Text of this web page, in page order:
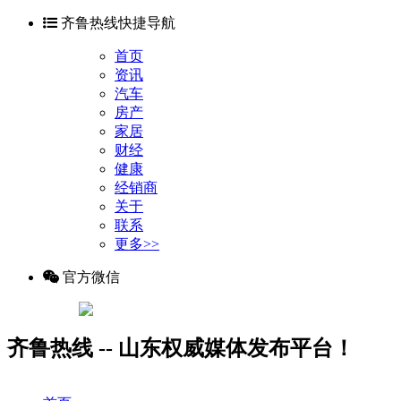
齐鲁热线快捷导航
首页
资讯
汽车
房产
家居
财经
健康
经销商
关于
联系
更多>>
官方微信
齐鲁热线 -- 山东权威媒体发布平台！